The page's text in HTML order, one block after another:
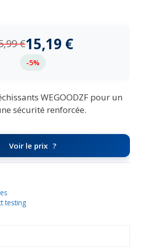
€15,19 €
-5%
WEGOODZF pour un
sécurité renforcée.
Voir le prix
testing